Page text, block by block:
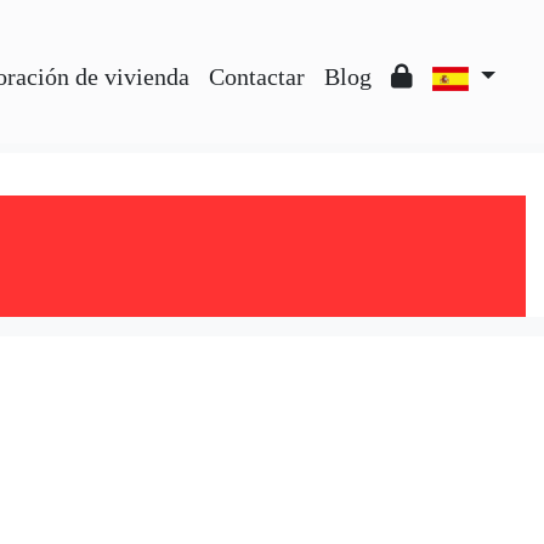
de vivienda Contactar Blog